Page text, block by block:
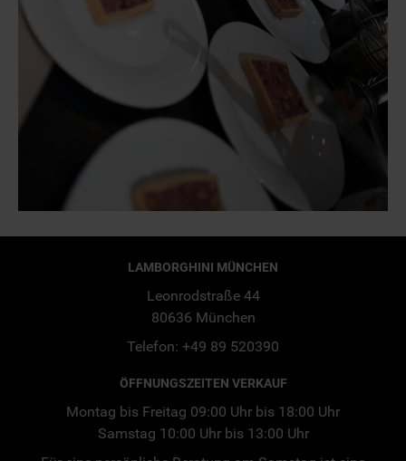
LAMBORGHINI MÜNCHEN
Leonrodstraße 44
80636 München
Telefon: +49 89 520390
ÖFFNUNGSZEITEN VERKAUF
Montag bis Freitag 09:00 Uhr bis 18:00 Uhr
Samstag 10:00 Uhr bis 13:00 Uhr